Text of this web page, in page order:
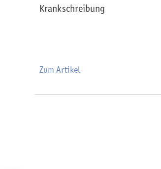
Krankschreibung
Zum Artikel